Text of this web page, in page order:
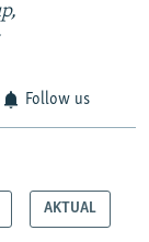
Follow us
AKTUAL